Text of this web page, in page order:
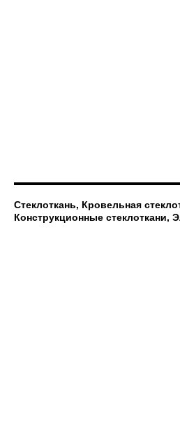
Стеклоткань, Кровельная
Конструкционные стеклоткани,